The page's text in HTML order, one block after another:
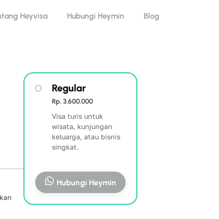
Heyvisa Hubungi Heymin Blog
Regular
Rp. 3.600.000
Visa turis untuk
wisata, kunjungan
keluarga, atau bisnis
singkat.
Hubungi Heymin